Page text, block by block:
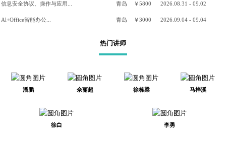
信息安全协议、操作与应用... 青岛 ￥5800 2026.08.31 - 09.02
Al+Office智能办公... 青岛 ￥3000 2026.09.04 - 09.04
热门讲师
潘鹏 佘丽超 徐栋梁 马梓溪
徐白 李勇